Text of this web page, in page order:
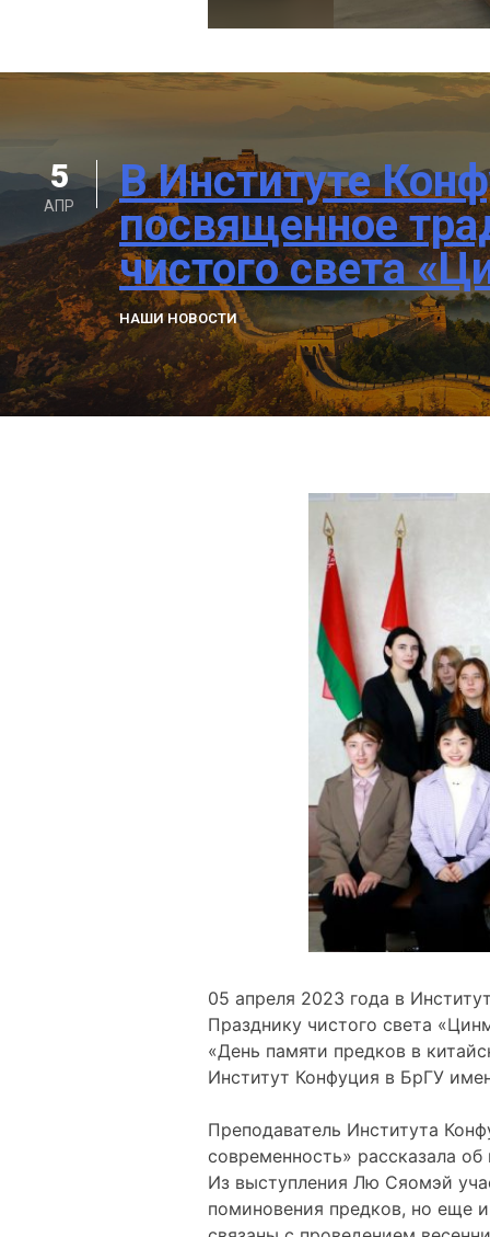
5
АПР
В Институте
посвященное
чистого света
НАШИ НОВОСТИ
05 апреля 2023 года в
Празднику чистого света
«День памяти предков в
Институт Конфуция в БрГУ
Преподаватель Института
современность» рассказала
Из выступления Лю Сяомэй
поминовения предков, но еще